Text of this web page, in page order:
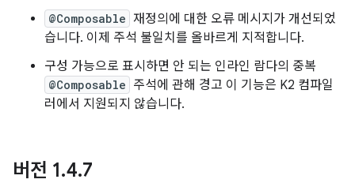
@Composable 재정의에 대한 오류 메시지가 개선되었
습니다. 이제 주석 불일치를 올바르게 지적합니다.
구성 가능으로 표시하면 안 되는 인라인 람다의 중복
@Composable 주석에 관해 경고 이 기능은 K2 컴파일
러에서 지원되지 않습니다.
버전 1.4.7